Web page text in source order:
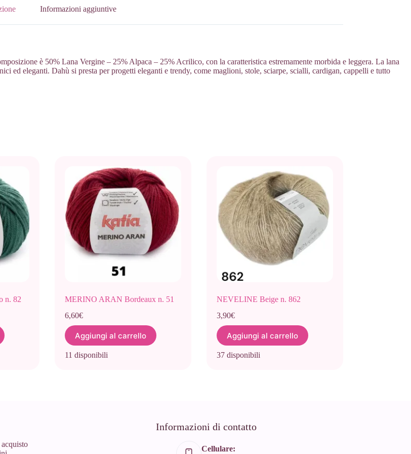
Informazioni aggiuntive
è 50% Lana Vergine – 25% Alpaca – 25% Acrilico, con la caratteristica estremamente morbida e leggera. La lana
ed eleganti. Dahù si presta per progetti eleganti e trendy, come maglioni, stole, sciarpe, scialli, cardigan, cappelli e tutto
n. 82
MERINO ARAN Bordeaux n. 51
6,60€
Aggiungi al carrello
11 disponibili
NEVELINE Beige n. 862
3,90€
Aggiungi al carrello
37 disponibili
acquisto
Informazioni di contatto
Cellulare: